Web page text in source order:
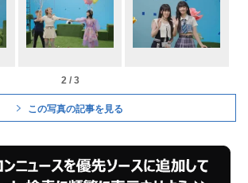
2 / 3
この写真の記事を見る